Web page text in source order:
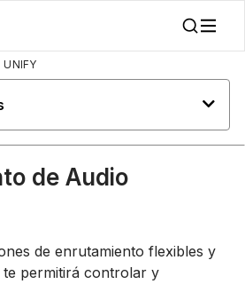
UNIFY
de Audio
de enrutamiento flexibles y
permitirá controlar y